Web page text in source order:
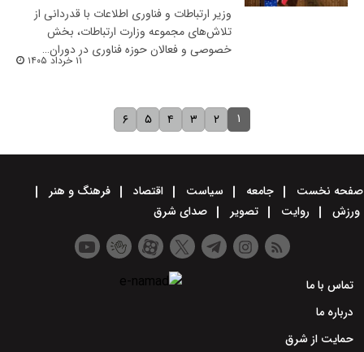
وزیر ارتباطات و فناوری اطلاعات با قدردانی از
تلاش‌های مجموعه وزارت ارتباطات، بخش
خصوصی و فعالان حوزه فناوری در دوران…
۱۱ خرداد ۱۴۰۵
۱ ۲ ۳ ۴ ۵ ۶
صفحه نخست جامعه سیاست اقتصاد
فرهنگ و هنر
ورزش
روایت تصویر صدای شرق
تماس با ما
درباره ما
حمایت از شرق